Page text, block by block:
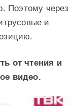
Поэтому через
и
от чтения и
видео.